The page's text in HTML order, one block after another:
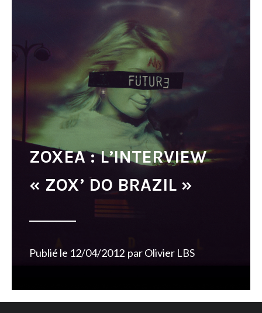
ZOXEA : L’INTERVIEW
« ZOX’ DO BRAZIL »
Publié le 12/04/2012 parOlivier LBS